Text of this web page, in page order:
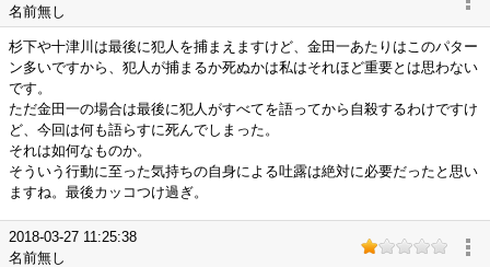
名前無し
杉下や十津川は最後に犯人を捕まえますけど、金田一あたりはこのパター
ン多いですから、犯人が捕まるか死ぬかは私はそれほど重要とは思わない
です。
ただ金田一の場合は最後に犯人がすべてを語ってから自殺するわけですけ
ど、今回は何も語らすに死んでしまった。
それは如何なものか。
そういう行動に至った気持ちの自身による吐露は絶対に必要だったと思い
ますね。最後カッコつけ過ぎ。
2018-03-27 11:25:38
名前無し